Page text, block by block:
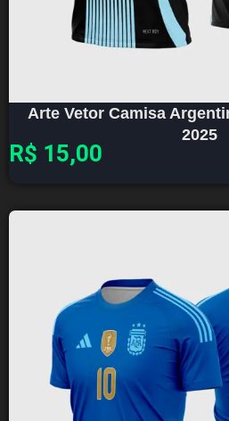
Arte Vetor Camisa
2025
R$ 15,00